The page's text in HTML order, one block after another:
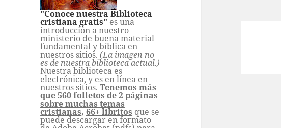
"Conoce nuestra Biblioteca
cristiana gratis" es una
introducción a nuestro
ministerio de buena material
fundamental y bíblica en
nuestros sitios.(La imagen no
es de nuestra biblioteca actual.)
Nuestra biblioteca es
electrónica, y es en línea en
nuestros sitios.Tenemos más
que 560 folletos de 2 páginas
sobre muchas temas
cristianas, 66+ libritos que se
puede descargar en formato